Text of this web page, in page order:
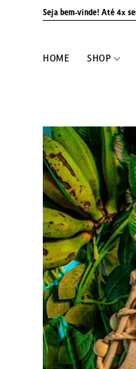
Seja bem-vinde! Até 4x
HOME SHOP